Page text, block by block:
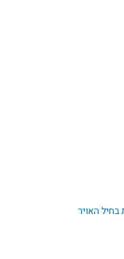
בחיל האויר